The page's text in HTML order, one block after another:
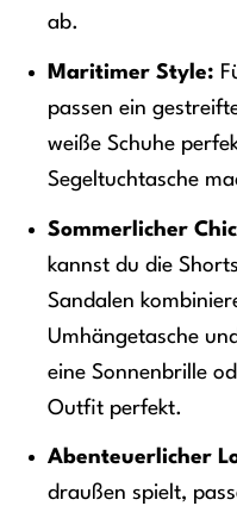
ab.
Maritimer Style:
passen ein
weiße Schuhe
Segeltuchtasche
Sommerlicher
kannst du die
Sandalen
Umhängetasche
eine Sonnenbrille
Outfit perfekt.
Abenteuerlicher
draußen spielt,